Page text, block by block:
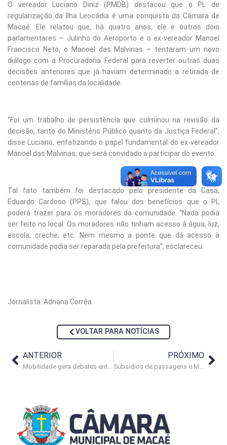
O vereador Luciano Diniz (PMDB) destacou que o PL de
regularização da Ilha Leocádia é uma conquista da Câmara de
Macaé. Ele relatou que, há quatro anos, ele e outros dois
parlamentares – Julinho do Aeroporto e o ex-vereador Manoel
Francisco Neto, o Manoel das Malvinas – tentaram um novo
diálogo com a Procuradoria Federal para reverter outras duas
decisões anteriores que já haviam determinado a retirada de
centenas de famílias da localidade.
“Foi um trabalho de persistência que culminou na revisão da
decisão, tanto do Ministério Público quanto da Justiça Federal”,
disse Luciano, enfatizando o papel fundamental do ex-vereador
Manoel das Malvinas, que será convidado a participar do evento.
Tal fato também foi destacado pelo presidente da Casa,
Eduardo Cardoso (PPS), que falou dos benefícios que o PL
poderá trazer para os moradores da comunidade. “Nada podia
ser feito no local. Os moradores não tinham acesso à água, luz,
escola, creche, etc. Nem mesmo a ponte que dá acesso à
comunidade podia ser reparada pela prefeitura”, esclareceu.
Jornalista: Adriana Corrêa
VOLTAR PARA NOTÍCIAS
ANTERIOR PRÓXIMO